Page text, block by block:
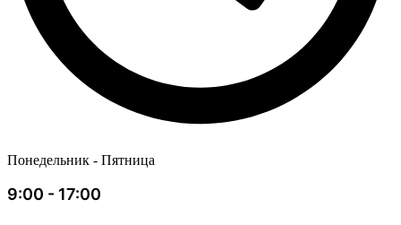
Понедельник - Пятница
9:00 - 17:00